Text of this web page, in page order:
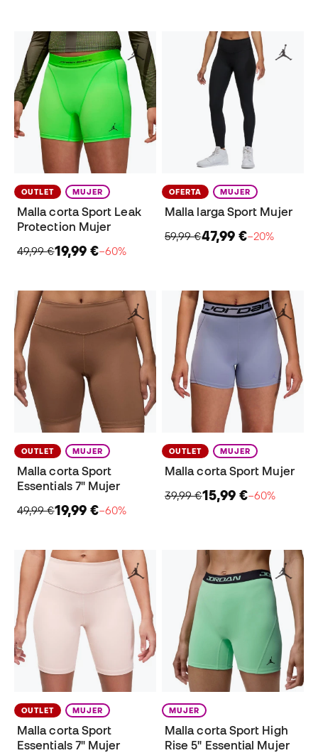
OUTLET MUJER
Malla corta Sport Leak
Protection Mujer
49,99 €19,99 €−60%
OFERTA MUJER
Malla larga Sport Mujer
59,99 €47,99 €−20%
OUTLET MUJER
Malla corta Sport
Essentials 7" Mujer
49,99 €19,99 €−60%
OUTLET MUJER
Malla corta Sport Mujer
39,99 €15,99 €−60%
OUTLET MUJER
Malla corta Sport
Essentials 7" Mujer
MUJER
Malla corta Sport High
Rise 5" Essential Mujer